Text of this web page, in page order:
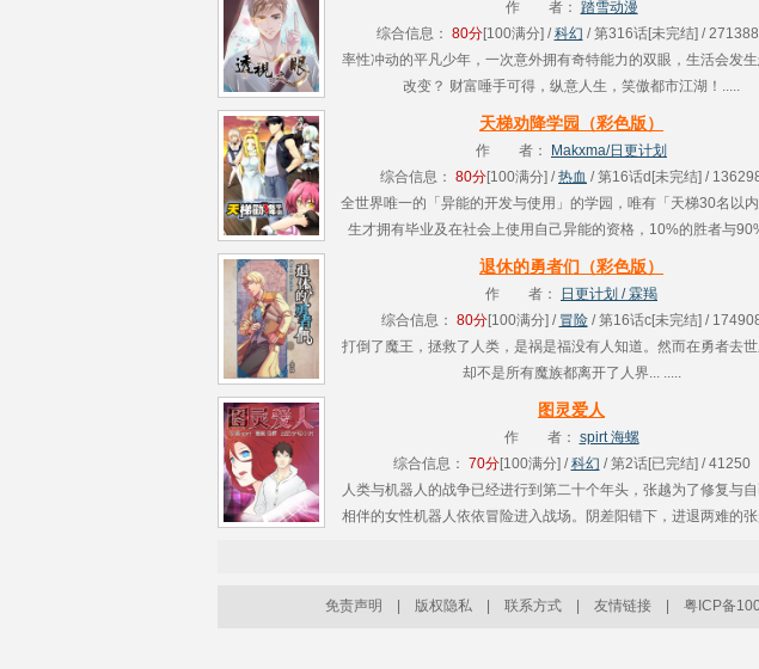
作 者： 踏雪动漫
综合信息： 80分[100满分] /科幻 / 第316话[未完结] /
率性冲动的平凡少年，一次意外拥有奇特能力的双眼，生活会发
改变？ 财富唾手可得，纵意人生，笑傲都市江湖！.....
天梯劝降学园（彩色版）
作 者：
Makxma/日更计划
综合信息： 80分[100满分] /热血 / 第16话d[未完结] /
全世界唯一的「异能的开发与使用」的学园，唯有「天梯30名以
生才拥有毕业及在社会上使用自己异能的资格，10%的胜者与
隶，你...会是哪一个？ .....
退休的勇者们（彩色版）
作 者：
日更计划 / 霖羯
综合信息： 80分[100满分] / 冒险/ 第16话c[未完结] /
打倒了魔王，拯救了人类，是祸是福没有人知道。然而在勇者去世
却不是所有魔族都离开了人界... .....
图灵爱人
作 者： spirt 海螺
综合信息： 70分[100满分] /科幻 / 第2话[已完结] / 41250
人类与机器人的战争已经进行到第二十个年头，张越为了修复与
相伴的女性机器人依依冒险进入战场。阴差阳错下，进退两难的
免责声明 版权隐私 联系方式 友情链接 粤ICP备